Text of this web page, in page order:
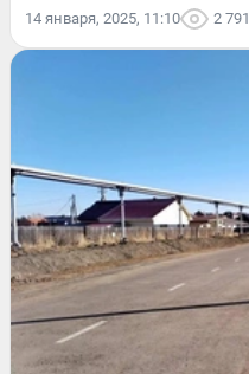
14 января, 2025, 11:10 2 791